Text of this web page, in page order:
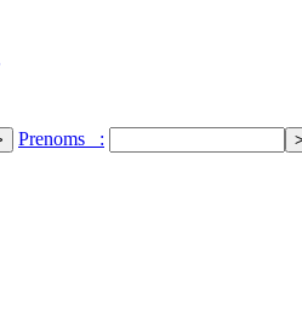
Prenoms :